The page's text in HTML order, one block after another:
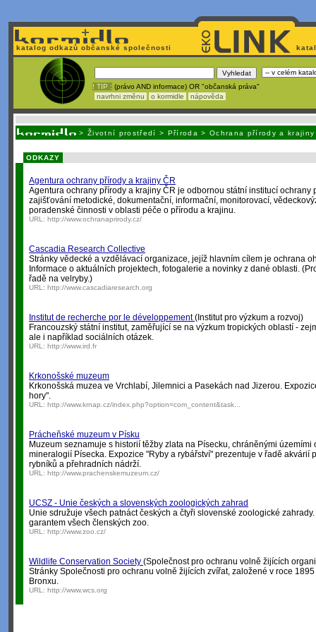
katalog odkazů občanské společnosti
! TIP : (právo AND informace) OR "občanská práva"
navrhni změnu
o kormidle nápověda
> Životní prostředí > Příroda >Ochrana přírody a krajiny
ODKAZY
Agentura ochrany přírody a krajiny ČR
Agentura ochrany přírody a krajiny ČR je odbornou státní institucí ochrany
zajišťování metodické, dokumentační, informační, monitorovací,
poradenské činnosti v oblasti péče o přírodu a krajinu.
URL: http://www.ochranaprirody.cz/
Cascadia Research Collective
Stránky vědecké a vzdělávací organizace, jejíž hlavním cílem je ochrana
Informace o aktuálních projektech, fotogalerie a novinky z dané oblasti.
řadě na velryby.)
URL: http://www.cascadiaresearch.org
Institut de recherche por le développement(Institut pro výzkum a rozvoj)
Francouzský státní institut, zaměřující se na výzkum tropických oblastí -
ale i například sociálních otázek.
URL: http://www.ird.fr
Krkonošské muzeum
Krkonošská muzea ve Vrchlabí, Jilemnici a Pasekách nad Jizerou.
hory".
URL: http://www.krnap.cz/index.php?option=com_content&task...
Prácheňské muzeum v Písku
Muzeum seznamuje s historií těžby zlata na Písecku, chráněnými
mineralogií Písecka. Expozice "Ryby a rybářství" prezentuje v řadě akvárií
rybníků a přehradních nádrží.
URL: http://www.prachenskemuzeum.cz/
UCSZ - Unie českých a slovenských zoologických zahrad
Unie sdružuje všech patnáct českých a čtyři slovenské zoologické
garantem všech členských zoo.
URL: http://www.zoo.cz/
Wildlife Conservation Society (Společnost pro ochranu volně žijících
Stránky Společnosti pro ochranu volně žijících zvířat, založené v roce
Bronxu.
URL: http://www.wcs.org